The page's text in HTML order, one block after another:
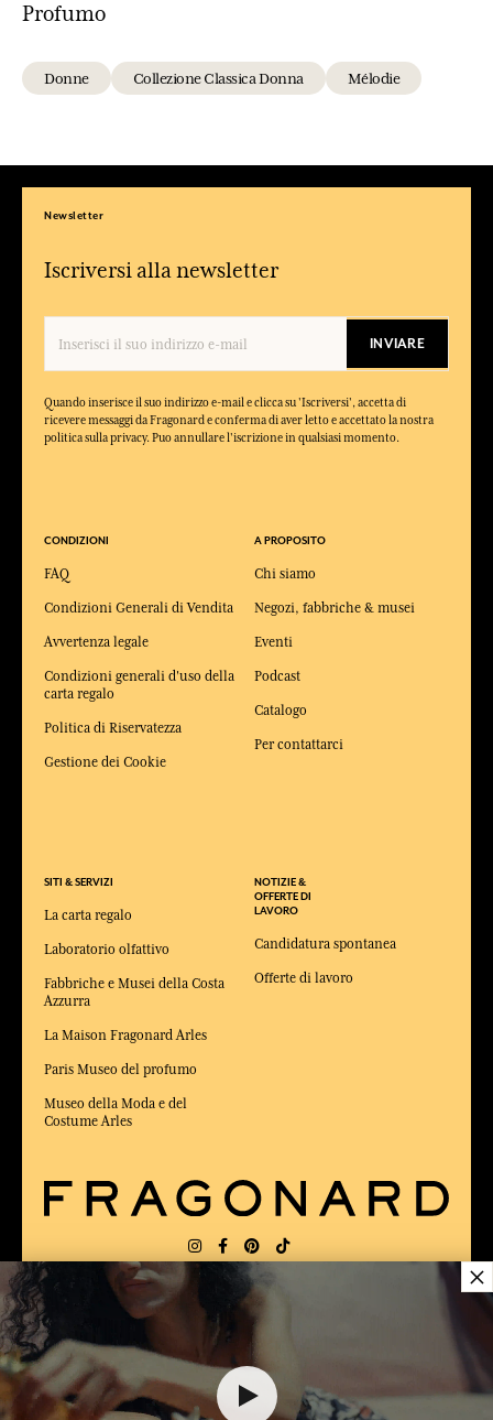
Profumo
Donne Collezione Classica Donna Mélodie
Newsletter
Iscriversi alla newsletter
INVIARE
Quando inserisce il suo indirizzo e-mail e clicca su 'Iscriversi', accetta di
ricevere messaggi da Fragonard e conferma di aver letto e accettato la nostra
politica sulla privacy. Puo annullare l'iscrizione in qualsiasi momento.
CONDIZIONI
FAQ
Condizioni Generali di Vendita
Avvertenza legale
Condizioni generali d'uso della
carta regalo
Politica di Riservatezza
Gestione dei Cookie
SITI & SERVIZI
La carta regalo
Laboratorio olfattivo
Fabbriche e Musei della Costa
Azzurra
La Maison Fragonard Arles
Paris Museo del profumo
Museo della Moda e del
Costume Arles
A PROPOSITO
Chi siamo
Negozi, fabbriche & musei
Eventi
Podcast
Catalogo
Per contattarci
NOTIZIE &
OFFERTE DI
LAVORO
Candidatura spontanea
Offerte di lavoro
CONSEGNA: FR
×